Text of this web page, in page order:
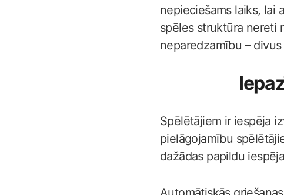
nepieciešams laiks, lai
spēles struktūra nereti
neparedzamību –
Spēlētājiem ir iespēja
pielāgojamību
dažādas papildu